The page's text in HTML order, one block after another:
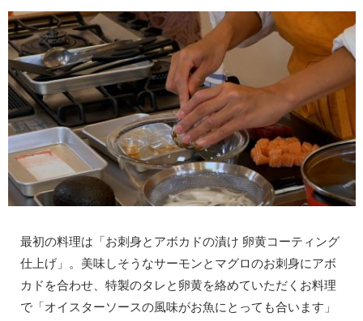
最初の料理は「お刺身とアボカドの漬け 卵黄コーティング
仕上げ」。美味しそうなサーモンとマグロのお刺身にアボ
カドを合わせ、特製のタレと卵黄を絡めていただくお料理
で「オイスターソースの風味がお魚にとっても合います」